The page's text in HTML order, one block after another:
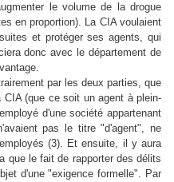
le volume de la drogue
en proportion). La CIA voulaient
et protéger ses agents, qui
donc avec le département de
par les deux parties, que
(que ce soit un agent à plein-
d'une société appartenant
pas le titre "d'agent", ne
(3). Et ensuite, il y aura
que le fait de rapporter des délits
d'une "exigence formelle". Par